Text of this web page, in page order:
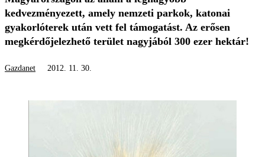
kedvezményezett, amely nemzeti parkok, katonai
gyakorlóterek után vett fel támogatást. Az erősen
megkérdőjelezhető terület nagyjából 300 ezer hektár!
Gazdanet 2012. 11. 30.